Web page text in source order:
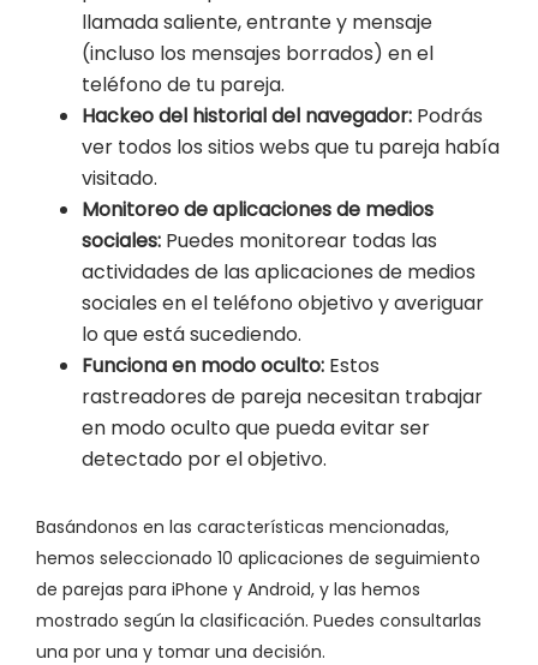
llamada saliente, entrante y mensaje
(incluso los mensajes borrados) en el
teléfono de tu pareja.
Hackeo del historial del navegador: Podrás
ver todos los sitios webs que tu pareja había
visitado.
Monitoreo de aplicaciones de medios
sociales: Puedes monitorear todas las
actividades de las aplicaciones de medios
sociales en el teléfono objetivo y averiguar
lo que está sucediendo.
Funciona en modo oculto: Estos
rastreadores de pareja necesitan trabajar
en modo oculto que pueda evitar ser
detectado por el objetivo.
Basándonos en las características mencionadas,
hemos seleccionado 10 aplicaciones de seguimiento
de parejas para iPhone y Android, y las hemos
mostrado según la clasificación. Puedes consultarlas
una por una y tomar una decisión.